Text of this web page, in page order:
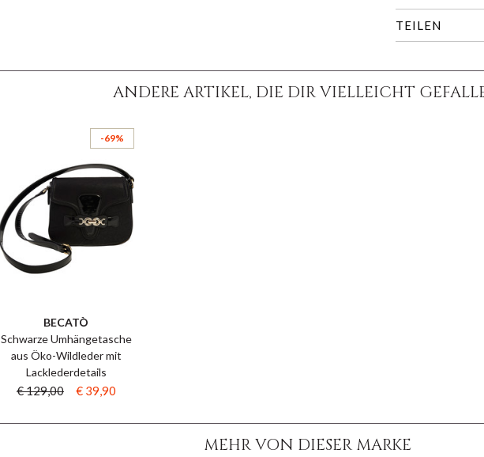
TEILEN
ANDERE ARTIKEL, DIE DIR VIELLEICHT
-69%
BECATÒ
Schwarze Umhängetasche
aus Öko-Wildleder mit
Lacklederdetails
€ 129,00 € 39,90
MEHR VON DIESER MARKE